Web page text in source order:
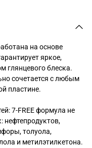
на основе
яркое,
глянцевого блеска.
сочетается с любым
пластине.
7-FREE формула не
нефтепродуктов,
толуола,
и метилэтилкетона.